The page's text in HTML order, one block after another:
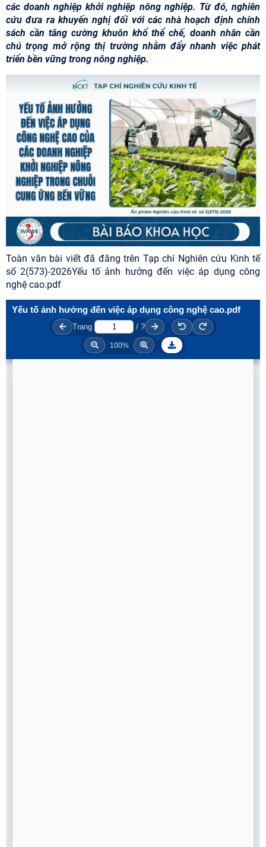
các doanh nghiệp khởi nghiệp nông nghiệp. Từ đó, nghiên
cứu đưa ra khuyến nghị đối với các nhà hoạch định chính
sách cần tăng cường khuôn khổ thể chế, doanh nhân cần
chú trọng mở rộng thị trường nhằm đẩy nhanh việc phát
triển bền vững trong nông nghiệp.
Toàn văn bài viết đã đăng trên Tạp chí Nghiên cứu Kinh tế
số 2(573)-2026Yếu tố ảnh hưởng đến việc áp dụng công
nghệ cao.pdf